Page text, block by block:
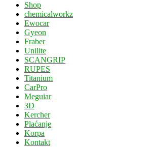
Shop
chemicalworkz
Ewocar
Gyeon
Fraber
Unilite
SCANGRIP
RUPES
Titanium
CarPro
Meguiar
3D
Kercher
Plaćanje
Korpa
Kontakt